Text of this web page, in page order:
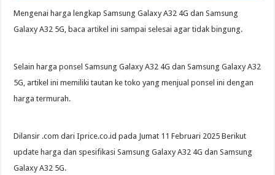
Mengenai harga lengkap Samsung Galaxy A32 4G dan Samsung
Galaxy A32 5G, baca artikel ini sampai selesai agar tidak bingung.
Selain harga ponsel Samsung Galaxy A32 4G dan Samsung Galaxy A32
5G, artikel ini memiliki tautan ke toko yang menjual ponsel ini dengan
harga termurah.
Dilansir .com dari Iprice.co.id pada Jumat 11 Februari 2025 Berikut
update harga dan spesifikasi Samsung Galaxy A32 4G dan Samsung
Galaxy A32 5G.